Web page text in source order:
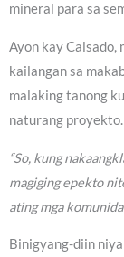
mineral para sa
Ayon kay Calsado,
kailangan sa
malaking tanong
naturang proyekto.
“So, kung
magiging epekto
ating mga
Binigyang-diin